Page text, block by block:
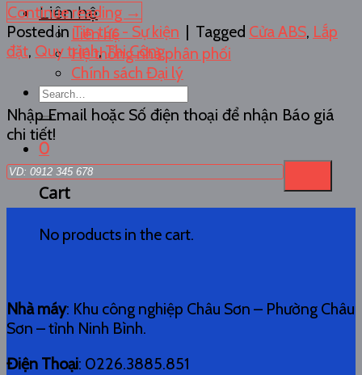
Liên hệ
Liên hệ
Hệ thống nhà phân phối
Chính sách Đại lý
Search
for:
0
Cart
No products in the cart.
Continue reading →
Posted in Tin tức - Sự kiện | Tagged Cửa ABS, Lắp
đặt, Quy trình,Thi Công
Nhập Email hoặc Số điện thoại để nhận Báo giá
chi tiết!
Nhà máy: Khu công nghiệp Châu Sơn – Phường Châu
Sơn – tỉnh Ninh Bình.
Điện Thoại: 0226.3885.851